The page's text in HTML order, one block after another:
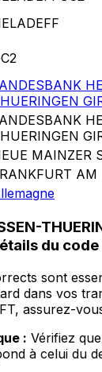
MAINZER
AM
du code
sont
dans vos
assurez-
: Vérifiez
à celui du